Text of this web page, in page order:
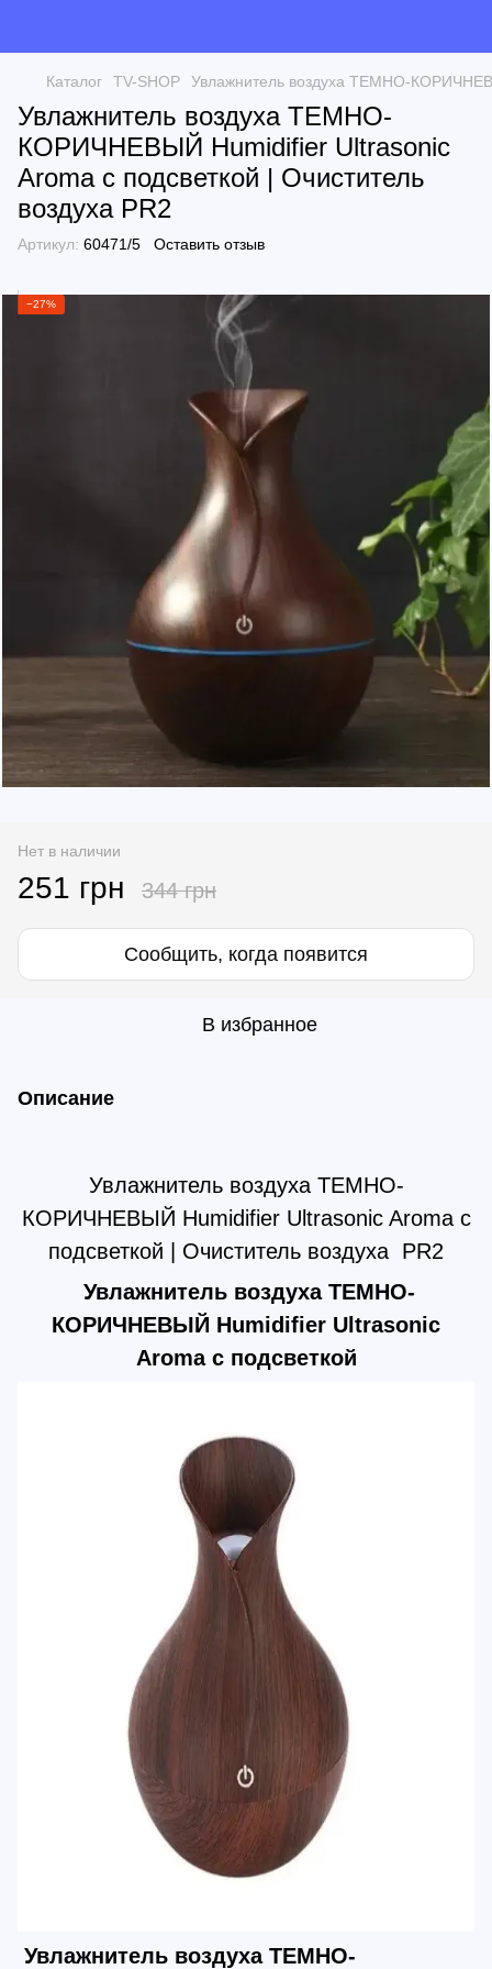
Каталог TV-SHOP Увлажнитель воздуха ТЕМНО-
Увлажнитель воздуха ТЕМНО-
КОРИЧНЕВЫЙ Humidifier Ultrasonic
Aroma c подсветкой | Очиститель
воздуха PR2
Артикул: 60471/5 Оставить отзыв
−27%
Нет в наличии
251 грн 344 грн
Сообщить, когда появится
В избранное
Описание
Увлажнитель воздуха ТЕМНО-
КОРИЧНЕВЫЙ Humidifier Ultrasonic Aroma c
подсветкой | Очиститель воздуха PR2
Увлажнитель воздуха ТЕМНО-
КОРИЧНЕВЫЙ Humidifier Ultrasonic
Aroma c подсветкой
Увлажнитель воздуха ТЕМНО-